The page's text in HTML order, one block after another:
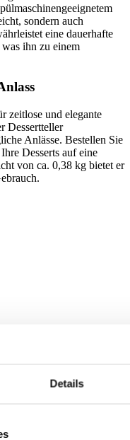
Details
sondern auch
eine dauerhafte
ihn zu einem
zeitlose und elegante
Dessertteller
Anlässe. Bestellen Sie
Desserts auf eine
von ca. 0,38 kg bietet er